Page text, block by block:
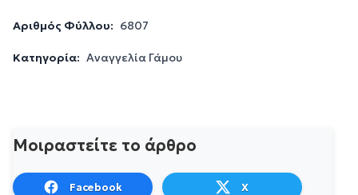
Αριθμός Φύλλου: 6807
Κατηγορία: Αναγγελία Γάμου
Μοιραστείτε το άρθρο
Facebook X